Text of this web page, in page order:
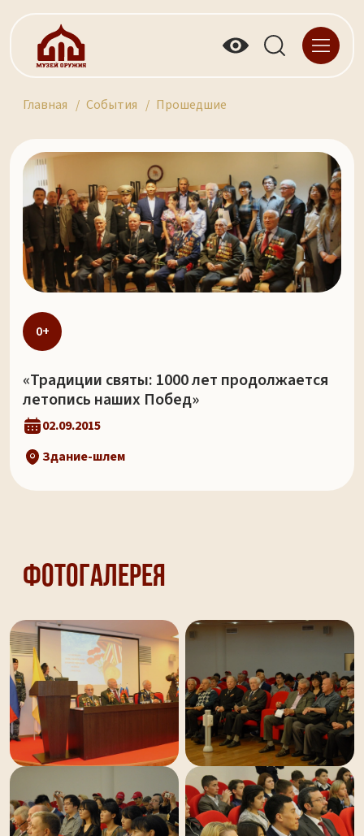
Главная События Прошедшие
0+
«Традиции святы: 1000 лет продолжается
летопись наших Побед»
02.09.2015
Здание-шлем
Фотогалерея